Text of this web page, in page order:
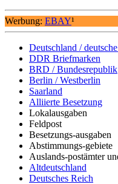
Werbung: EBAY¹
Deutschland /
DDR Briefmarken
BRD / Bundesrepublik
Berlin / Westberlin
Saarland
Alliierte Besetzung
Lokalausgaben
Feldpost
Besetzungs-ausgaben
Abstimmungs-gebiete
Auslands-postämter
Altdeutschland
Deutsches Reich